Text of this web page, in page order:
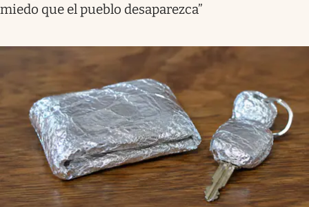
miedo que el pueblo desaparezca”